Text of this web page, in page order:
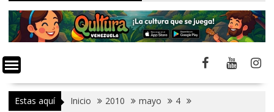
Estas aquí Inicio 2010 mayo
4